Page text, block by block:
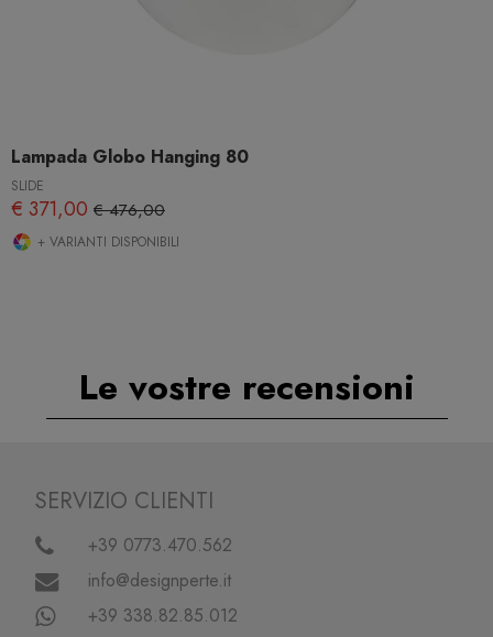
Lampada Globo Hanging 80
SLIDE
€ 371,00 € 476,00
+ VARIANTI DISPONIBILI
Le vostre recensioni
SERVIZIO CLIENTI
+39 0773.470.562
info@designperte.it
+39 338.82.85.012